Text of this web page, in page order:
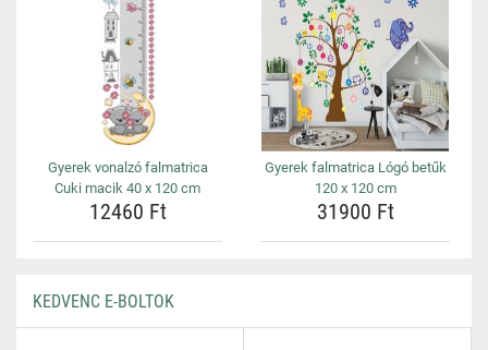
Gyerek vonalzó falmatrica
Cuki macik 40 x 120 cm
12460 Ft
Gyerek falmatrica Lógó betűk
120 x 120 cm
31900 Ft
KEDVENC E-BOLTOK